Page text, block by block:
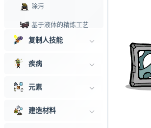
除污
基于液体的精炼工艺
药物学
医疗设备
复制人技能
疾病
元素
建造材料